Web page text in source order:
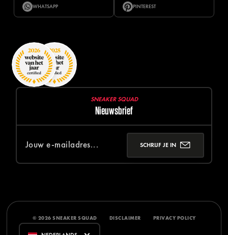
WHATSAPP PINTEREST
SNEAKER SQUAD
Nieuwsbrief
SCHRIJF JE IN
© 2026 SNEAKER SQUAD DISCLAIMER PRIVACY POLICY